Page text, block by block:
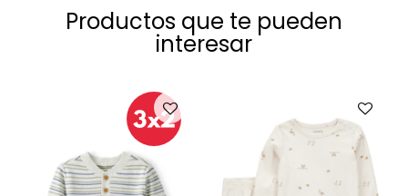
Productos que te pueden
interesar